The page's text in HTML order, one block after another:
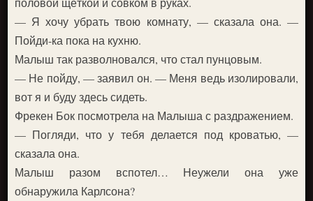
— Я хочу убрать твою комнату, — сказала она. —
Пойди-ка пока на кухню.
Малыш так разволновался, что стал пунцовым.
— Не пойду, — заявил он. — Меня ведь изолировали,
вот я и буду здесь сидеть.
Фрекен Бок посмотрела на Малыша с раздражением.
— Погляди, что у тебя делается под кроватью, —
сказала она.
Малыш разом вспотел… Неужели она уже
обнаружила Карлсона?